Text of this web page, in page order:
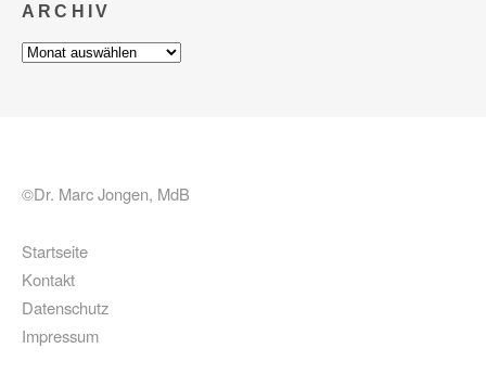
ARCHIV
Archiv
©Dr. Marc Jongen, MdB
Startseite
Kontakt
Datenschutz
Impressum